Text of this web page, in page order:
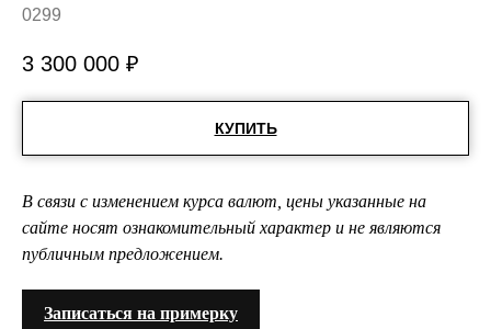
0299
3 300 000 ₽
КУПИТЬ
В связи с изменением курса валют, цены указанные на
сайте носят ознакомительный характер и не являются
публичным предложением.
Записаться на примерку